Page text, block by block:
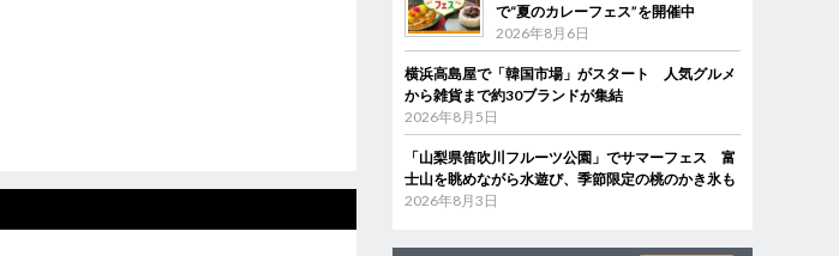
で“夏のカレーフェス”を開催中
2026年8月6日
横浜高島屋で「韓国市場」がスタート 人気グルメ
から雑貨まで約30ブランドが集結
2026年8月5日
「山梨県笛吹川フルーツ公園」でサマーフェス 富
士山を眺めながら水遊び、季節限定の桃のかき氷も
2026年8月3日